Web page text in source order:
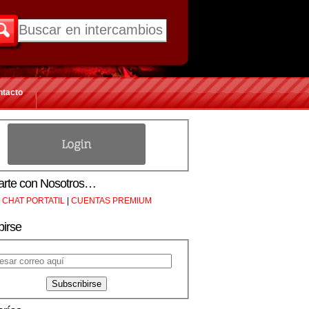
con Nosotros…
CHAT PORTATIL | CUENTAS PREMIUM